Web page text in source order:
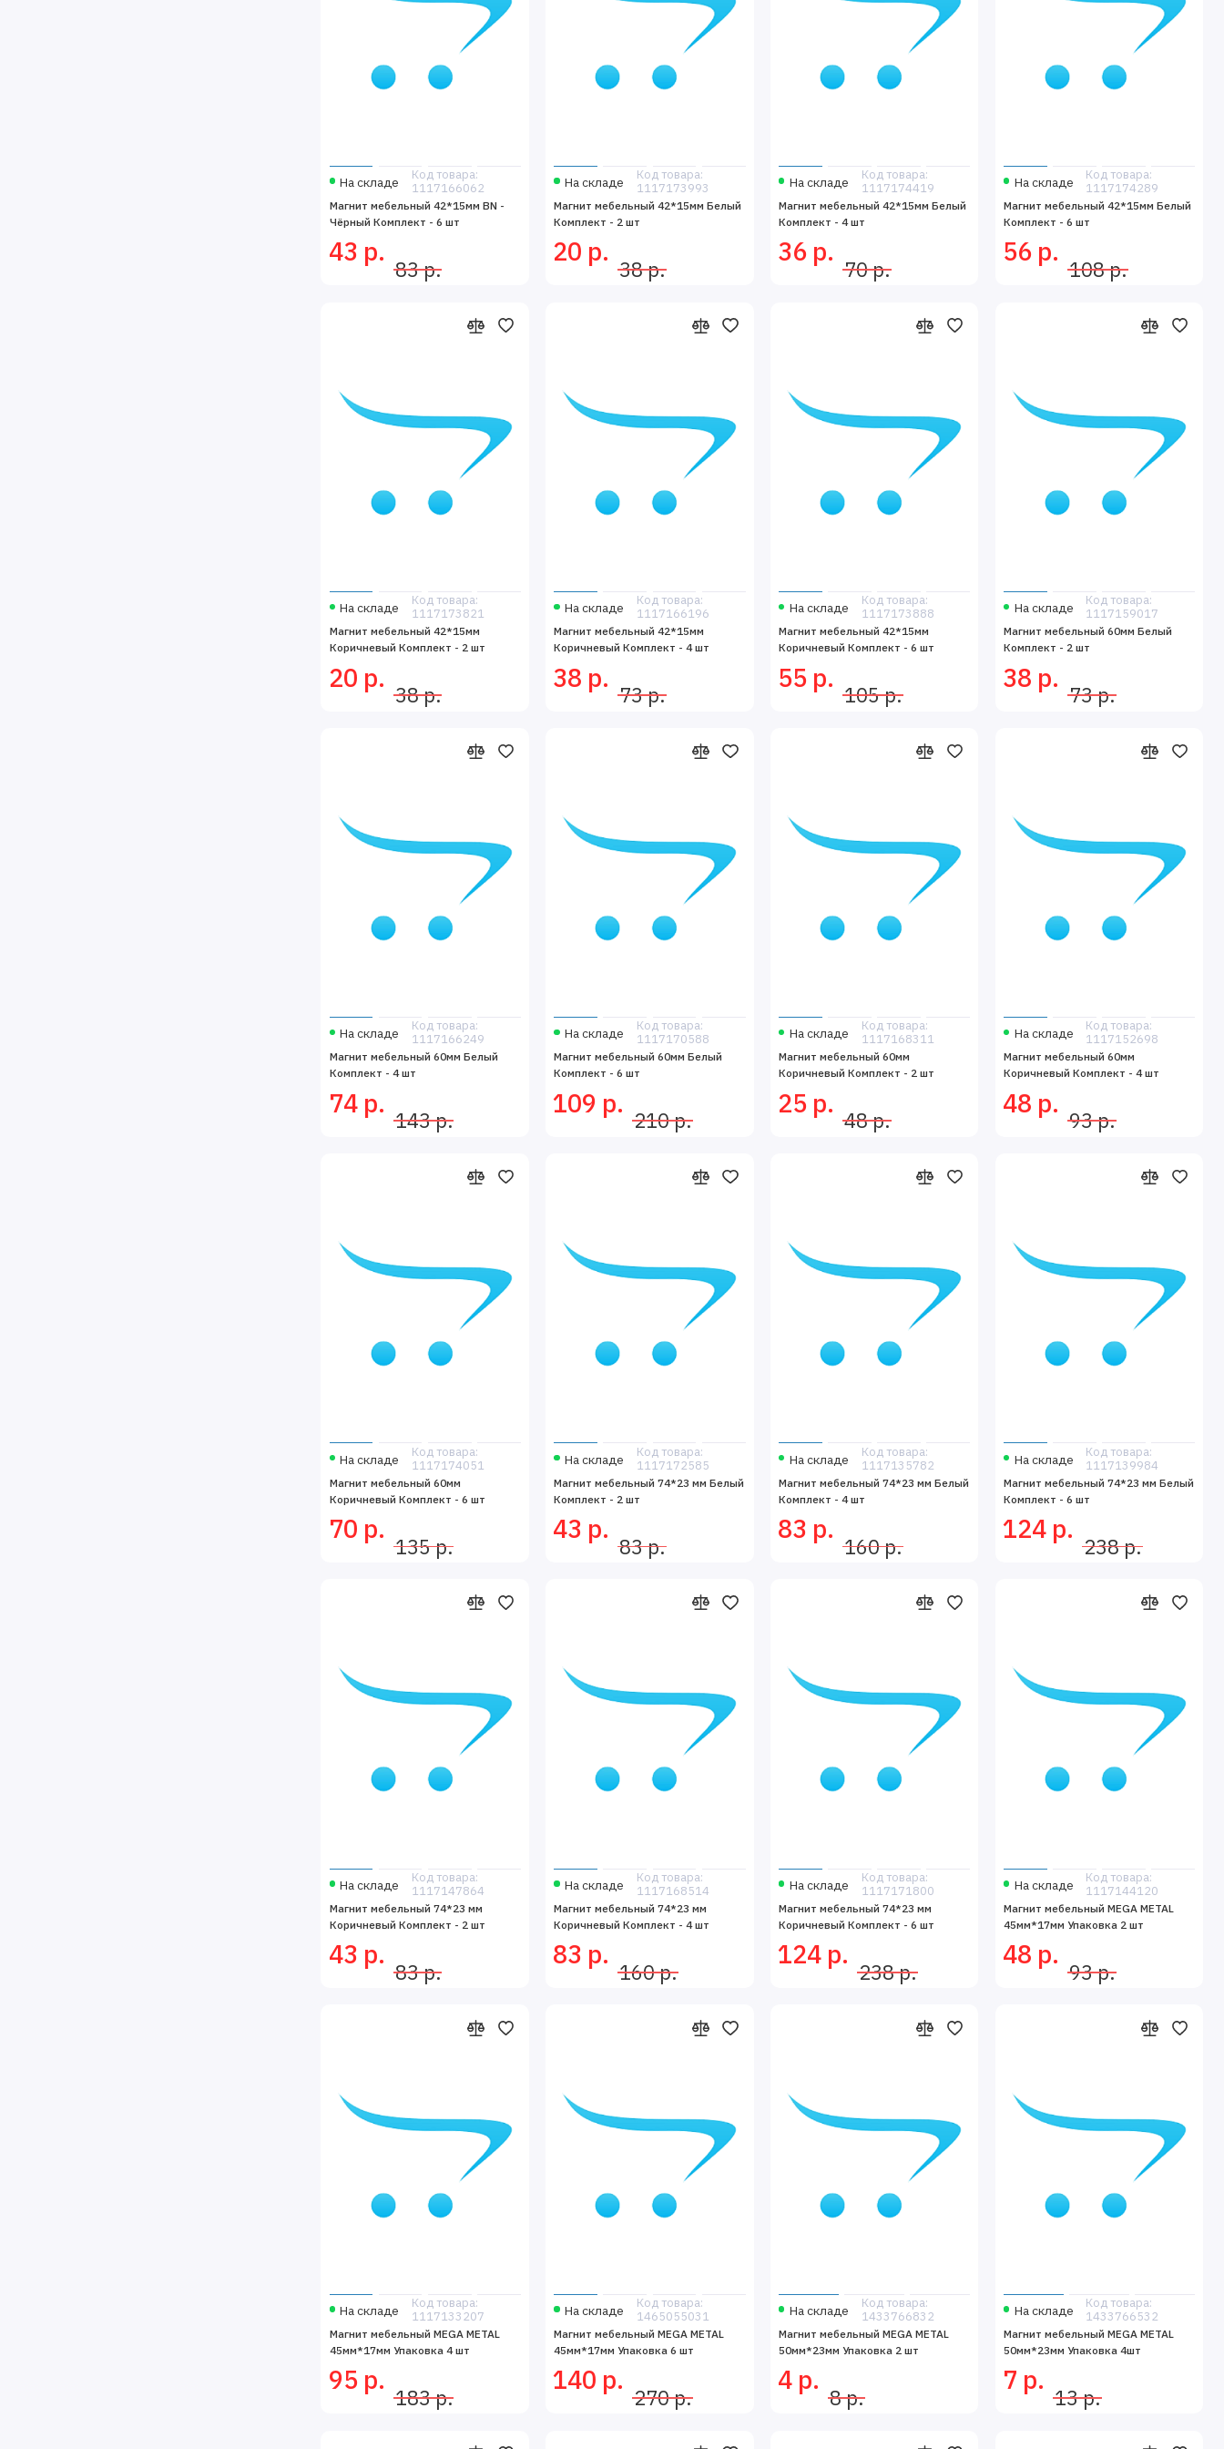
На складе
Код товара:
1117166062
Магнит мебельный 42*15мм BN -
Чёрный Комплект - 6 шт
43 р.
83 р.
На складе
Код товара:
1117173993
Магнит мебельный 42*15мм Белый
Комплект - 2 шт
20 р.
38 р.
На складе
Код товара:
1117174419
Магнит мебельный 42*15мм Белый
Комплект - 4 шт
36 р.
70 р.
На складе
Код товара:
1117174289
Магнит мебельный 42*15мм Белый
Комплект - 6 шт
56 р.
108 р.
На складе
Код товара:
1117173821
Магнит мебельный 42*15мм
Коричневый Комплект - 2 шт
20 р.
38 р.
На складе
Код товара:
1117166196
Магнит мебельный 42*15мм
Коричневый Комплект - 4 шт
38 р.
73 р.
На складе
Код товара:
1117173888
Магнит мебельный 42*15мм
Коричневый Комплект - 6 шт
55 р.
105 р.
На складе
Код товара:
1117159017
Магнит мебельный 60мм Белый
Комплект - 2 шт
38 р.
73 р.
На складе
Код товара:
1117166249
Магнит мебельный 60мм Белый
Комплект - 4 шт
74 р.
143 р.
На складе
Код товара:
1117170588
Магнит мебельный 60мм Белый
Комплект - 6 шт
109 р.
210 р.
На складе
Код товара:
1117168311
Магнит мебельный 60мм
Коричневый Комплект - 2 шт
25 р.
48 р.
На складе
Код товара:
1117152698
Магнит мебельный 60мм
Коричневый Комплект - 4 шт
48 р.
93 р.
На складе
Код товара:
1117174051
Магнит мебельный 60мм
Коричневый Комплект - 6 шт
70 р.
135 р.
На складе
Код товара:
1117172585
Магнит мебельный 74*23 мм Белый
Комплект - 2 шт
43 р.
83 р.
На складе
Код товара:
1117135782
Магнит мебельный 74*23 мм Белый
Комплект - 4 шт
83 р.
160 р.
На складе
Код товара:
1117139984
Магнит мебельный 74*23 мм Белый
Комплект - 6 шт
124 р.
238 р.
На складе
Код товара:
1117147864
Магнит мебельный 74*23 мм
Коричневый Комплект - 2 шт
43 р.
83 р.
На складе
Код товара:
1117168514
Магнит мебельный 74*23 мм
Коричневый Комплект - 4 шт
83 р.
160 р.
На складе
Код товара:
1117171800
Магнит мебельный 74*23 мм
Коричневый Комплект - 6 шт
124 р.
238 р.
На складе
Код товара:
1117144120
Магнит мебельный MEGA METAL
45мм*17мм Упаковка 2 шт
48 р.
93 р.
На складе
Код товара:
1117133207
Магнит мебельный MEGA METAL
45мм*17мм Упаковка 4 шт
95 р.
183 р.
На складе
Код товара:
1465055031
Магнит мебельный MEGA METAL
45мм*17мм Упаковка 6 шт
140 р.
270 р.
На складе
Код товара:
1433766832
Магнит мебельный MEGA METAL
50мм*23мм Упаковка 2 шт
4 р.
8 р.
На складе
Код товара:
1433766532
Магнит мебельный MEGA METAL
50мм*23мм Упаковка 4шт
7 р.
13 р.